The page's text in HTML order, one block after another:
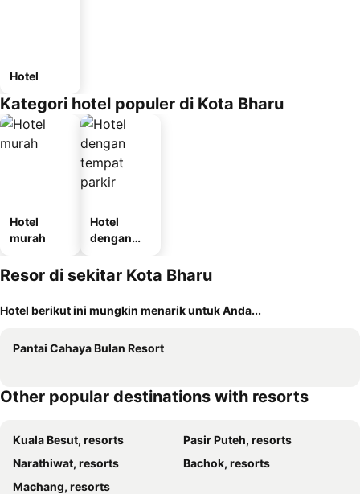
Hotel
Kategori hotel populer di Kota Bharu
Hotel
murah
Hotel
dengan
parkir
Resor di sekitar Kota Bharu
Hotel berikut ini mungkin menarik untuk Anda...
Pantai Cahaya Bulan Resort
Other popular destinations with resorts
Kuala Besut, resorts
Pasir Puteh, resorts
Narathiwat, resorts
Bachok, resorts
Machang, resorts